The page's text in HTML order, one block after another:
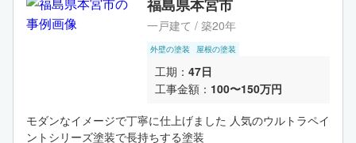
福島県本宮市
一戸建て / 築20年
外壁の塗装 屋根の塗装
工期： 47日
工事金額： 100〜150万円
モダンなイメージで丁寧に仕上げました 人気のウルトラペイ
ントシリーズ塗装で長持ちする塗装